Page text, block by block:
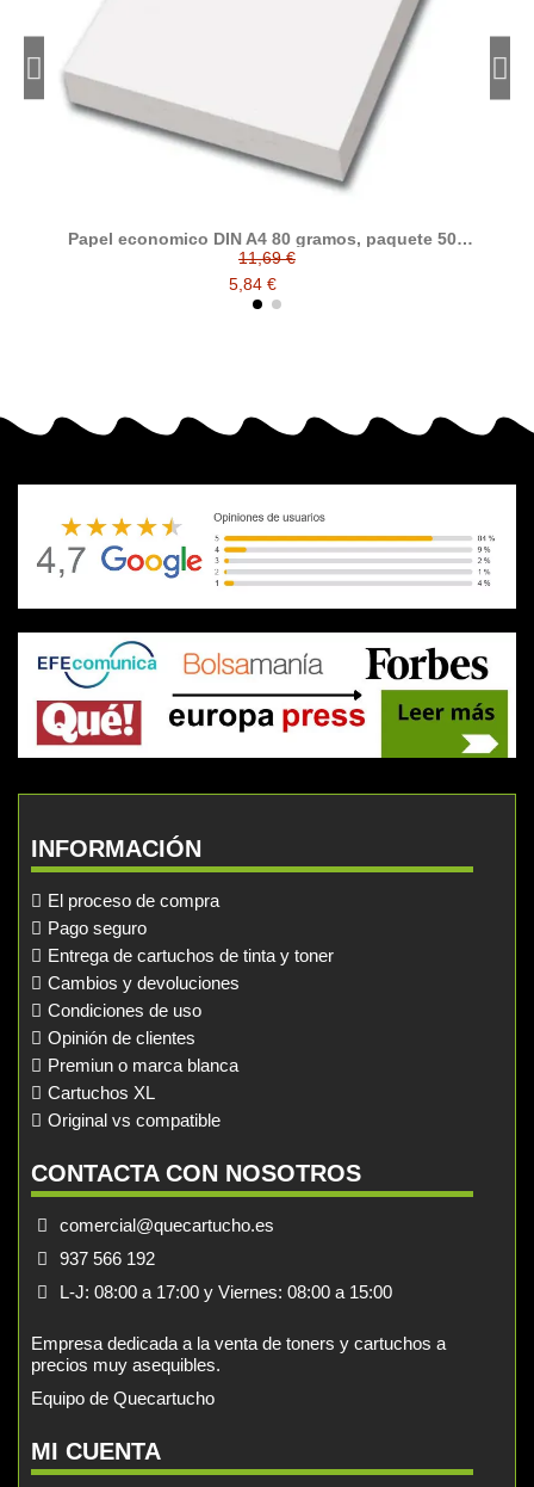
Papel economico DIN A4 80 gramos, paquete 500
folios
11,69 €
5,84 €
INFORMACIÓN
El proceso de compra
Pago seguro
Entrega de cartuchos de tinta y toner
Cambios y devoluciones
Condiciones de uso
Opinión de clientes
Premiun o marca blanca
Cartuchos XL
Original vs compatible
CONTACTA CON NOSOTROS
comercial@quecartucho.es
937 566 192
L-J: 08:00 a 17:00 y Viernes: 08:00 a 15:00
Empresa dedicada a la venta de toners y cartuchos a
precios muy asequibles.
Equipo de Quecartucho
MI CUENTA